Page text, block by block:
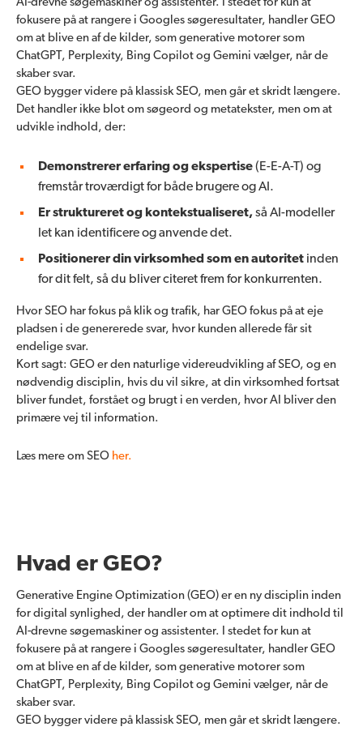
AI-drevne søgemaskiner og assistenter. I stedet for kun at
fokusere på at rangere i Googles søgeresultater, handler GEO
om at blive en af de kilder, som generative motorer som
ChatGPT, Perplexity, Bing Copilot og Gemini vælger, når de
skaber svar.
GEO bygger videre på klassisk SEO, men går et skridt længere.
Det handler ikke blot om søgeord og metatekster, men om at
udvikle indhold, der:
Demonstrerer erfaring og ekspertise(E-E-A-T) og
fremstår troværdigt for både brugere og AI.
Er struktureret og kontekstualiseret,så AI-modeller
let kan identificere og anvende det.
Positionerer din virksomhed som en autoritet inden
for dit felt, så du bliver citeret frem for konkurrenten.
Hvor SEO har fokus på klik og trafik, har GEO fokus på at eje
pladsen i de genererede svar, hvor kunden allerede får sit
endelige svar.
Kort sagt: GEO er den naturlige videreudvikling af SEO, og en
nødvendig disciplin, hvis du vil sikre, at din virksomhed fortsat
bliver fundet, forstået og brugt i en verden, hvor AI bliver den
primære vej til information.
Læs mere om SEO her.
Hvad er GEO?
Generative Engine Optimization (GEO) er en ny disciplin inden
for digital synlighed, der handler om at optimere dit indhold til
AI-drevne søgemaskiner og assistenter. I stedet for kun at
fokusere på at rangere i Googles søgeresultater, handler GEO
om at blive en af de kilder, som generative motorer som
ChatGPT, Perplexity, Bing Copilot og Gemini vælger, når de
skaber svar.
GEO bygger videre på klassisk SEO, men går et skridt længere.